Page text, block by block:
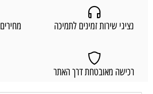
נציגי שירות זמינים לתמיכה
רכישה מאובטחת דרך האתר